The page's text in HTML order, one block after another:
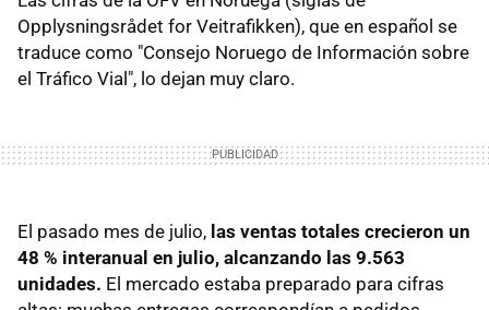
Opplysningsrådet for Veitrafikken), que en español se
traduce como "Consejo Noruego de Información sobre
el Tráfico Vial", lo dejan muy claro.
El pasado mes de julio, las ventas totales crecieron un
48 % interanual en julio, alcanzando las 9.563
unidades. El mercado estaba preparado para cifras